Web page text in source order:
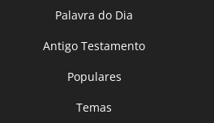
Palavra do Dia
Antigo Testamento
Populares
Temas